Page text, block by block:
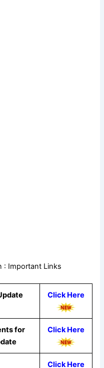
: Important Links
Click Here
for
Click Here
Click Here